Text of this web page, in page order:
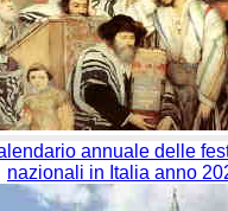
annuale delle
nazionali in Italia anno